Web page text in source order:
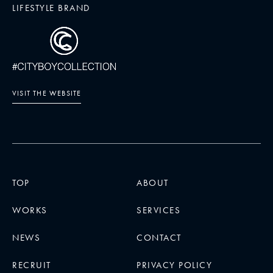
LIFESTYLE BRAND
VISIT THE WEBSITE
TOP ABOUT
WORKS SERVICES
NEWS CONTACT
RECRUIT PRIVACY POLICY